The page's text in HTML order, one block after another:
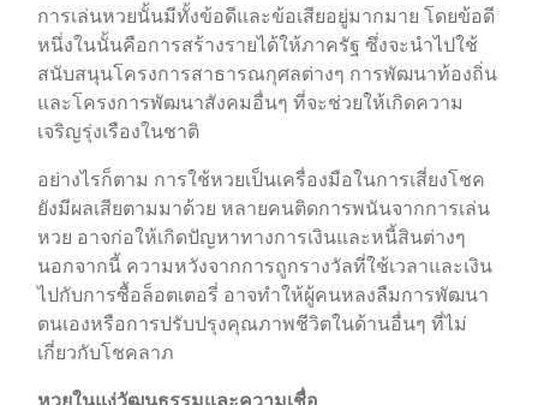
การเล่นหวยนั้นมีทั้งข้อดีและข้อเสียอยู่มากมาย โดยข้อดี
หนึ่งในนั้นคือการสร้างรายได้ให้ภาครัฐ ซึ่งจะนำไปใช้
สนับสนุนโครงการสาธารณกุศลต่างๆ การพัฒนาท้องถิ่น
และโครงการพัฒนาสังคมอื่นๆ ที่จะช่วยให้เกิดความ
เจริญรุ่งเรืองในชาติ
อย่างไรก็ตาม การใช้หวยเป็นเครื่องมือในการเสี่ยงโชค
ยังมีผลเสียตามมาด้วย หลายคนติดการพนันจากการเล่น
หวย อาจก่อให้เกิดปัญหาทางการเงินและหนี้สินต่างๆ
นอกจากนี้ ความหวังจากการถูกรางวัลที่ใช้เวลาและเงิน
ไปกับการซื้อล็อตเตอรี่ อาจทำให้ผู้คนหลงลืมการพัฒนา
ตนเองหรือการปรับปรุงคุณภาพชีวิตในด้านอื่นๆ ที่ไม่
เกี่ยวกับโชคลาภ